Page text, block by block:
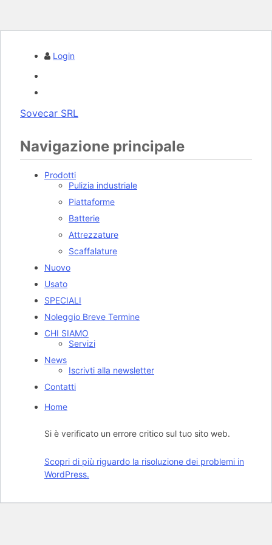
Login
Sovecar SRL
Navigazione principale
Prodotti
Pulizia industriale
Piattaforme
Batterie
Attrezzature
Scaffalature
Nuovo
Usato
SPECIALI
Noleggio Breve Termine
CHI SIAMO
Servizi
News
Iscrivti alla newsletter
Contatti
Home
Si è verificato un errore critico sul tuo sito web.
Scopri di più riguardo la risoluzione dei problemi in
WordPress.